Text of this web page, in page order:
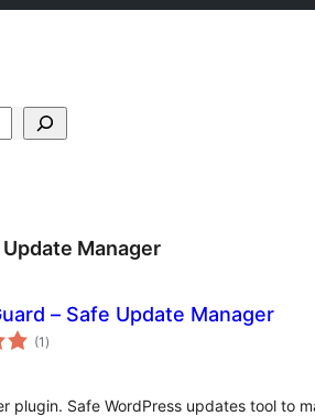
Update Manager
– Safe Update Manager
(1 arvosanat
yhteensä
)
plugin. Safe WordPress updates tool to